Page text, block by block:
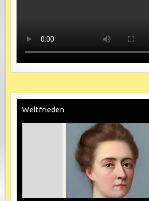
Weltfrieden